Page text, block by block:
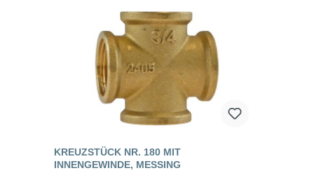
KREUZSTÜCK NR. 180 MIT
INNENGEWINDE, MESSING